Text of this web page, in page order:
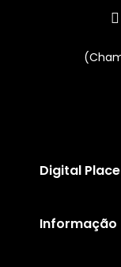
Digital Place
Informação